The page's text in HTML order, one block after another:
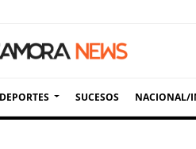
DEPORTES SUCESOS NACIONAL/